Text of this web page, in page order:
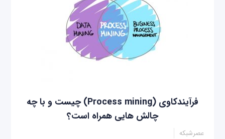
فرآیندکاوی (Process mining) چیست و با چه
چالش هایی همراه است؟
عصرشبکه